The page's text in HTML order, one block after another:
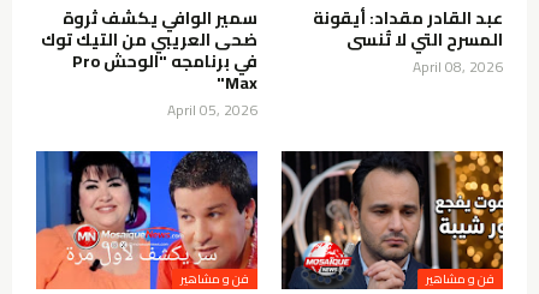
عبد القادر مقداد: أيقونة
المسرح التي لا تُنسى
April 08, 2026
سمير الوافي يكشف ثروة
ضحى العريبي من التيك توك
في برنامجه "الوحش Pro
Max"
April 05, 2026
فن و مشاهير فن و مشاهير